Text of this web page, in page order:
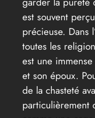
est souvent
précieuse. Dans
toutes les
est une
et son époux.
de la chasteté
particulièrement